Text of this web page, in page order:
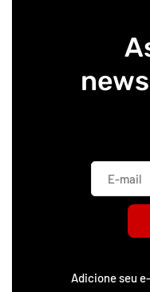
Adicione seu